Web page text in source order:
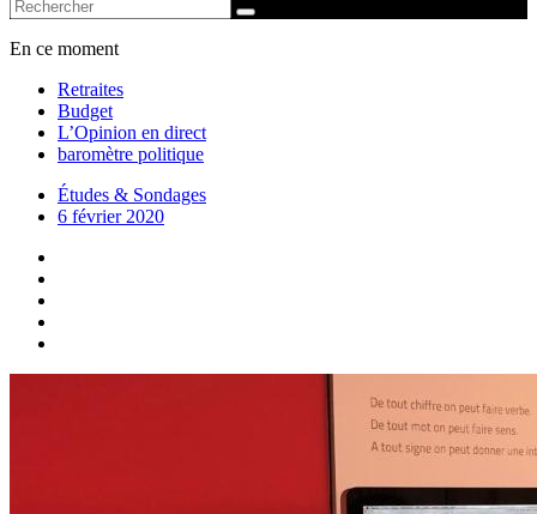
En ce moment
Retraites
Budget
L’Opinion en direct
baromètre politique
Études & Sondages
6 février 2020